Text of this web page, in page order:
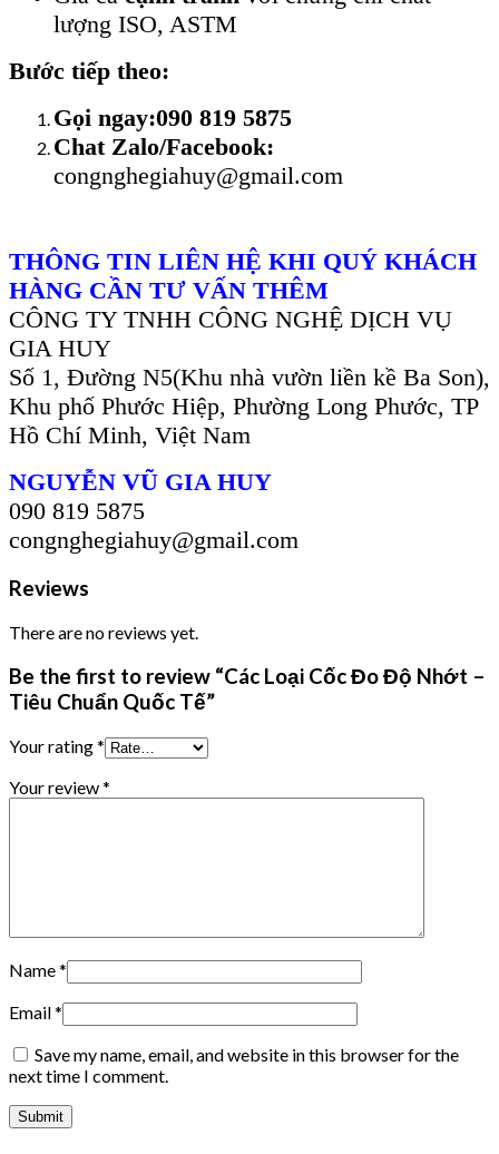
lượng ISO, ASTM
Bước tiếp theo:
Gọi ngay:090 819 5875
Chat Zalo/Facebook:
congnghegiahuy@gmail.com
THÔNG TIN LIÊN HỆ KHI QUÝ KHÁCH
HÀNG CẦN TƯ VẤN THÊM
CÔNG TY TNHH CÔNG NGHỆ DỊCH VỤ
GIA HUY
Số 1, Đường N5(Khu nhà vườn liền kề Ba Son),
Khu phố Phước Hiệp, Phường Long Phước, TP
Hồ Chí Minh, Việt Nam
NGUYỄN VŨ GIA HUY
090 819 5875
congnghegiahuy@gmail.com
Reviews
There are no reviews yet.
Be the first to review “Các Loại Cốc Đo Độ Nhớt –
Tiêu Chuẩn Quốc Tế”
Your rating*
Your review*
Name*
Email*
Save my name, email, and website in this browser for the
next time I comment.